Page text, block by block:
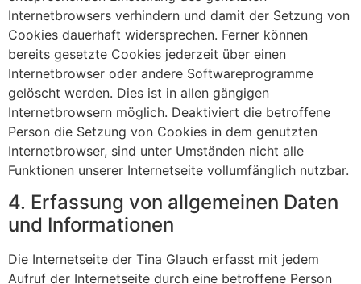
Internetbrowsers verhindern und damit der Setzung von
Cookies dauerhaft widersprechen. Ferner können
bereits gesetzte Cookies jederzeit über einen
Internetbrowser oder andere Softwareprogramme
gelöscht werden. Dies ist in allen gängigen
Internetbrowsern möglich. Deaktiviert die betroffene
Person die Setzung von Cookies in dem genutzten
Internetbrowser, sind unter Umständen nicht alle
Funktionen unserer Internetseite vollumfänglich nutzbar.
4. Erfassung von allgemeinen Daten
und Informationen
Die Internetseite der Tina Glauch erfasst mit jedem
Aufruf der Internetseite durch eine betroffene Person